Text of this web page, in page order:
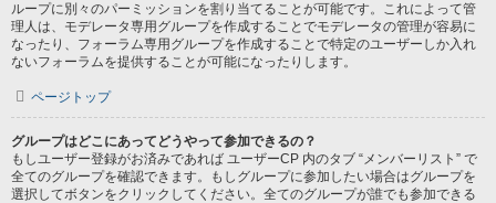
ループに別々のパーミッションを割り当てることが可能です。これによって管
理人は、モデレータ専用グループを作成することでモデレータの管理が容易に
なったり、フォーラム専用グループを作成することで特定のユーザーしか入れ
ないフォーラムを提供することが可能になったりします。
ページトップ
グループはどこにあってどうやって参加できるの？
もしユーザー登録がお済みであれば ユーザーCP 内のタブ “メンバーリスト” で
全てのグループを確認できます。もしグループに参加したい場合はグループを
選択してボタンをクリックしてください。全てのグループが誰でも参加できる